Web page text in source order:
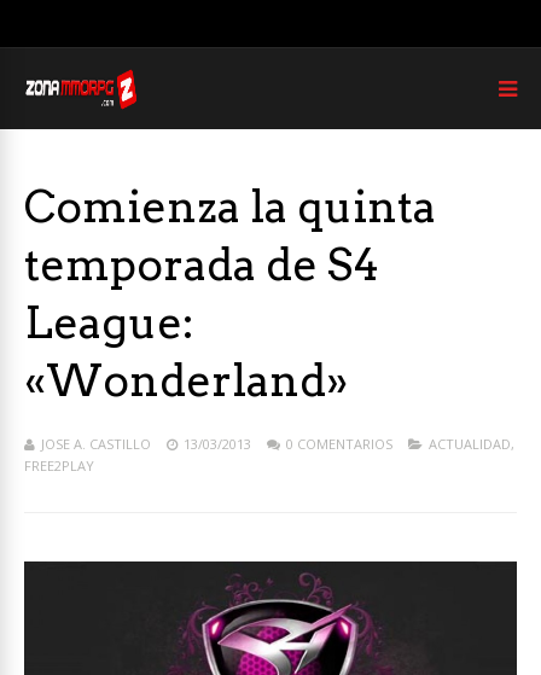
Comienza la quinta
temporada de S4
League:
«Wonderland»
JOSE A. CASTILLO 13/03/2013 0 COMENTARIOS ACTUALIDAD,
FREE2PLAY